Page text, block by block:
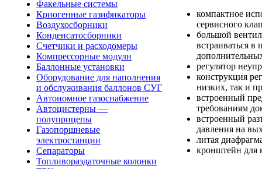
Факельные системы
Криогенные газификаторы
Воздухосборники
Конденсатосборники
Счетчики и расходомеры
Компрессорные модули
Баллонные установки
Оборудование для наполнения
и обслуживания баллонов СУГ
Автономное газоснабжение
Автоцистерны —
полуприцепы
Газопоршневые
электростанции
Сепараторы
Топливораздаточные колонки
компактное
сервисного
большой
встраиваться
регулятор
конструкция
низких, так и
встроенный
требованиям
встроенный
давления на
литая
кронштейн для